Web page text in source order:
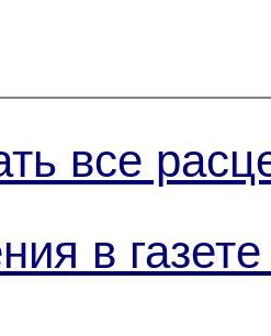
все
в